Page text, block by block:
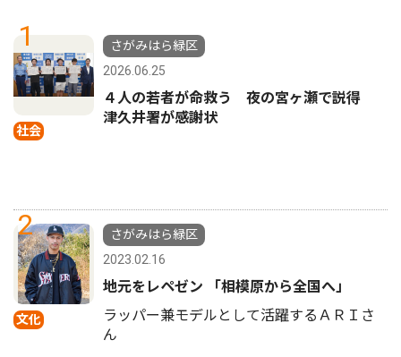
1
社会
さがみはら緑区
2026.06.25
４人の若者が命救う 夜の宮ヶ瀬で説得
津久井署が感謝状
2
文化
さがみはら緑区
2023.02.16
地元をレペゼン 「相模原から全国へ」
ラッパー兼モデルとして活躍するＡＲＩさ
ん